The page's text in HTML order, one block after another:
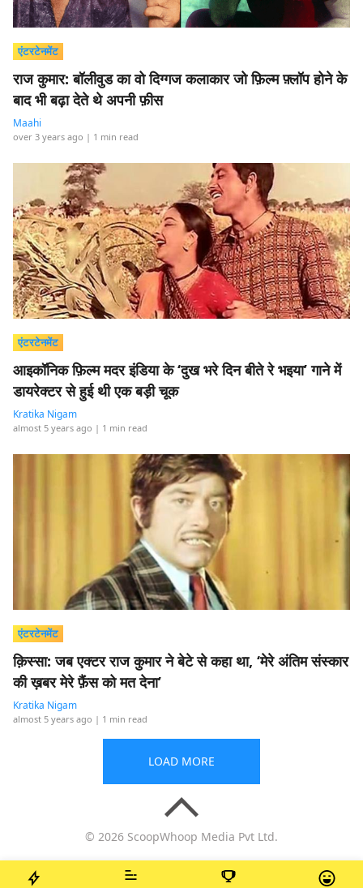
एंटरटेनमेंट
राज कुमार: बॉलीवुड का वो दिग्गज कलाकार जो फ़िल्म फ़्लॉप होने के
बाद भी बढ़ा देते थे अपनी फ़ीस
Maahi
over 3 years ago | 1 min read
एंटरटेनमेंट
आइकॉनिक फ़िल्म मदर इंडिया के ‘दुख भरे दिन बीते रे भइया’ गाने में
डायरेक्टर से हुई थी एक बड़ी चूक
Kratika Nigam
almost 5 years ago | 1 min read
एंटरटेनमेंट
क़िस्सा: जब एक्टर राज कुमार ने बेटे से कहा था, ‘मेरे अंतिम संस्कार
की ख़बर मेरे फ़ैंस को मत देना’
Kratika Nigam
almost 5 years ago | 1 min read
LOAD MORE
© 2026 ScoopWhoop Media Pvt Ltd.